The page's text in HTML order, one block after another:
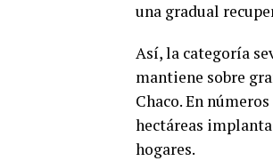
una gradual
Así, la categoría
mantiene sobre
Chaco. En
hectáreas
hogares.